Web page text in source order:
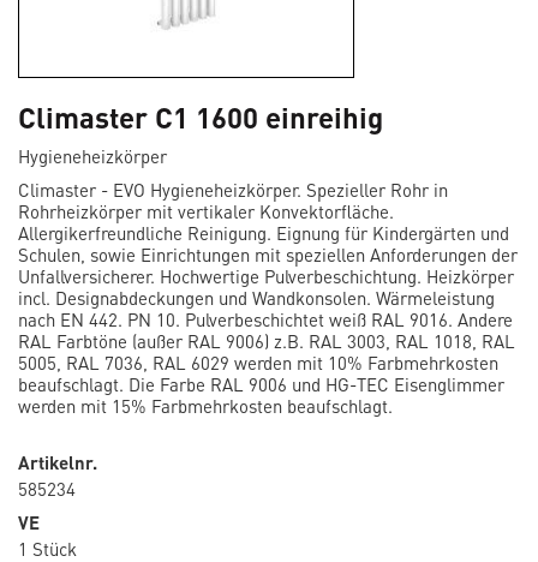
Climaster C1 1600 einreihig
Hygieneheizkörper
Climaster - EVO Hygieneheizkörper. Spezieller Rohr in
Rohrheizkörper mit vertikaler Konvektorfläche.
Allergikerfreundliche Reinigung. Eignung für Kindergärten und
Schulen, sowie Einrichtungen mit speziellen Anforderungen der
Unfallversicherer. Hochwertige Pulverbeschichtung. Heizkörper
incl. Designabdeckungen und Wandkonsolen. Wärmeleistung
nach EN 442. PN 10. Pulverbeschichtet weiß RAL 9016. Andere
RAL Farbtöne (außer RAL 9006) z.B. RAL 3003, RAL 1018, RAL
5005, RAL 7036, RAL 6029 werden mit 10% Farbmehrkosten
beaufschlagt. Die Farbe RAL 9006 und HG-TEC Eisenglimmer
werden mit 15% Farbmehrkosten beaufschlagt.
Artikelnr.
585234
VE
1 Stück